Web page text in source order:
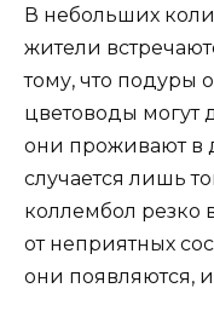
В небольших
жители
тому, что подуры
цветоводы могут
они проживают в
случается лишь
коллембол резко
от неприятных
они появляются,